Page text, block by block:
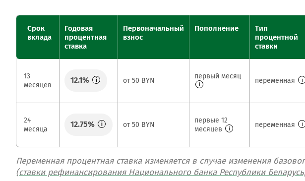
Срок
вклада
Годовая
процентная
ставка
Первоначальный
взнос
Пополнение
Тип
процентной
ставки
13
месяцев
12.1% i от 50 BYN
первый месяц
i
переменная i
24
месяца
12.75% i от 50 BYN
первые 12
месяцев
i
переменная i
Переменная процентная ставка изменяется в случае изменения
(ставки рефинансирования Национального банка Республики